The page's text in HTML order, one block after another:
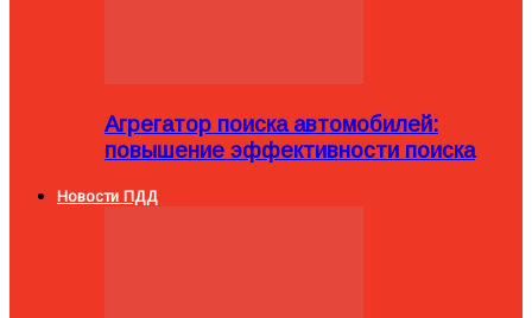
Агрегатор поиска автомобилей:
повышение эффективности поиска
Новости ПДД